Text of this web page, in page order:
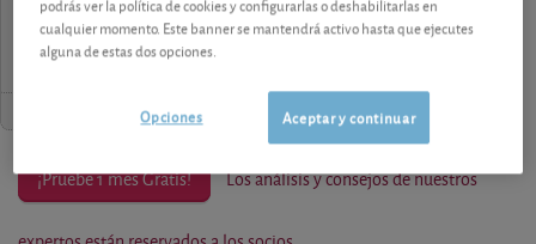
¡Pruebe 1 mes Gratis! Los análisis y consejos de nuestros
podrás ver la política de cookies y configurarlas o deshabilitarlas en
cualquier momento. Este banner se mantendrá activo hasta que ejecutes
alguna de estas dos opciones.
Aceptar y continuar
Opciones